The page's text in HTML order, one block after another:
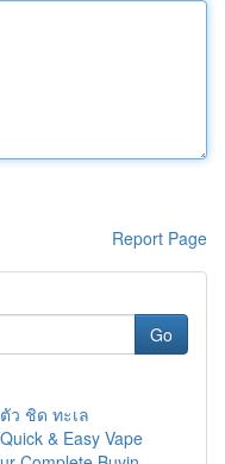
Report Page
Go
ว ชิด ทะเล
& Easy Vape